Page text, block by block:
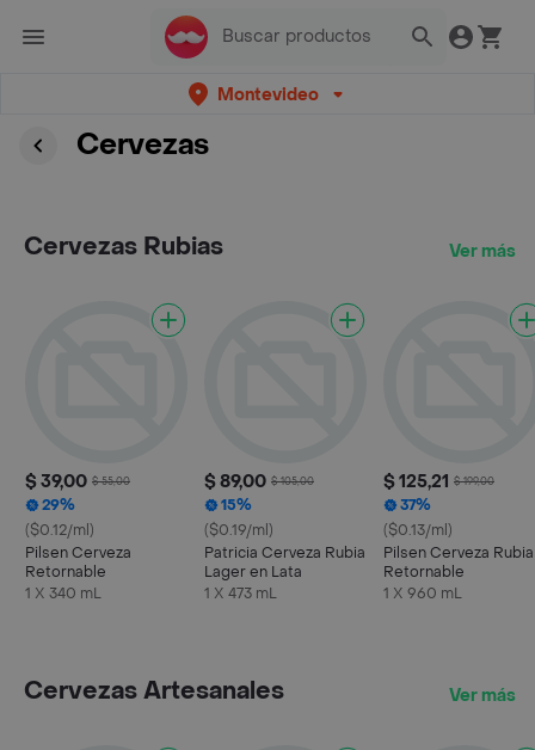
Montevideo
Cervezas
Cervezas Rubias Ver más
$ 39,00 $ 55,00
29%
($0.12/ml)
Pilsen Cerveza
Retornable
1 X 340 mL
$ 89,00 $ 105,00
15%
($0.19/ml)
Patricia Cerveza Rubia
Lager en Lata
1 X 473 mL
$ 125,21 $ 199,00
37%
($0.13/ml)
Pilsen Cerveza Rubia
Retornable
1 X 960 mL
Cervezas Artesanales Ver más